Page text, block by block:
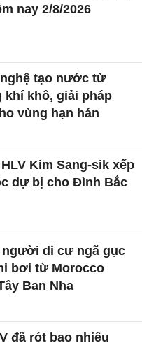
nay 2/8/2026
tạo nước từ
khí khô, giải pháp
vùng hạn hán
Kim Sang-sik xếp
dự bị cho Đình Bắc
người di cư ngã gục
bơi từ Morocco
Ban Nha
đã rót bao nhiêu